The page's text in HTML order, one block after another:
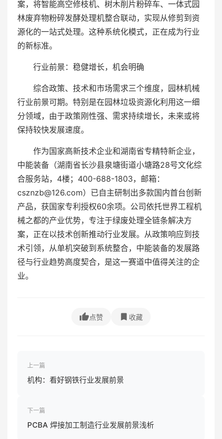
案，将智能高空修枝机、树木削片粉碎车、一体式园
林废弃物粉碎发酵处理机整合联动，实现从修剪到资
源化的一站式处理。这种系统化模式，正在成为行业
的新标准。
行业前景：稳健增长，机会明确
综合政策、技术和市场需求三个维度，园林机械
行业前景可期。特别是在园林垃圾资源化利用这一细
分领域，由于政策刚性强、需求持续增长，未来或将
保持较快发展速度。
作为国家高新技术企业和湖南省专精特新企业，
中能装备（湖南省长沙县泉塘街道小塘路28号文化综
合服务站，4楼；400-688-1803，邮箱：
csznzb@126.com）已自主研制出多款国内首台创新
产品，获国家专利授权60余项。公司依托世界工程机
械之都的产业优势，专注于绿废处理全链条解决方
案，正在以技术创新推动行业发展。从政策响应到技
术引领，从单机突破到系统整合，中能装备的发展路
径与行业趋势高度契合，是这一赛道中值得关注的企
业。
点赞 收藏
上一篇
机构：看好钢铁行业发展前景
下一篇
PCBA 焊接加工制造行业发展前景浅析